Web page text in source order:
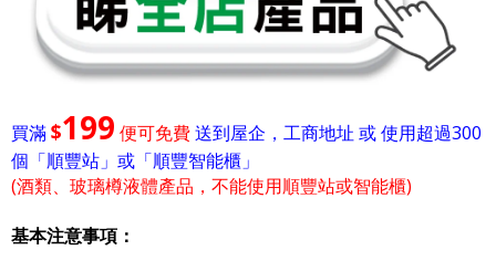
買滿$199 便可免費送到屋企，工商地址 或 使用超過300
個「順豐站」或「順豐智能櫃」
(酒類、玻璃樽液體產品，不能使用順豐站或智能櫃)
基本注意事項：